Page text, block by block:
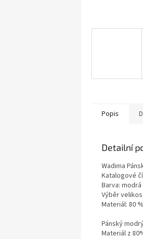
Popis
Detailní
Wadima
Katalogové
Barva: modrá
Výběr
Materiál: 80
Pánský
Materiál z